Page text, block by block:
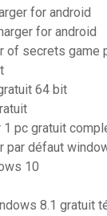
for android
for android
of secrets game
64 bit
1 pc gratuit
par défaut
10
8.1 gratuit